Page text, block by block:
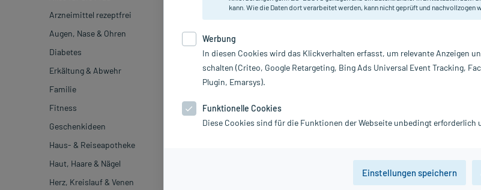
Arzneimittel rezeptfrei
Augen, Nase & Ohren
Diabetes
Erkältung & Abwehr
Familie
Fitness
Geschenkideen
Haus- & Reiseapotheke
Haut, Haare & Nägel
Herz, Kreislauf & Venen
Sortieren Relevanz absteigend Produkte pro Seite: 24
inkl. MwSt.
kann. Wie die Daten dort verarbeitet werden, kann nicht geprüft und nachvollzogen
Werbung
In diesen Cookies wird das Klickverhalten erfasst, um relevante Anzeigen
schalten (Criteo, Google Retargeting, Bing Ads Universal Event Tracking,
Plugin, Emarsys).
Funktionelle Cookies
Diese Cookies sind für die Funktionen der Webseite unbedingt
Einstellungen speichern